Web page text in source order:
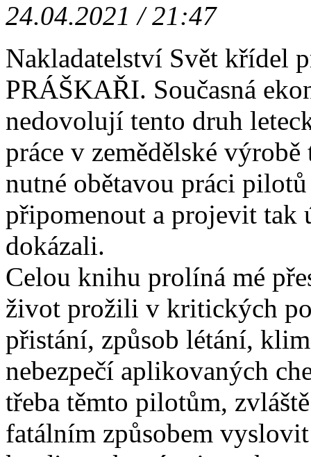
24.04.2021 / 21:47
Nakladatelství Svět křídel
PRÁŠKAŘI. Současná
nedovolují tento druh
práce v zemědělské
nutné obětavou práci
připomenout a projevit tak
dokázali.
Celou knihu prolíná mé
život prožili v kritických
přistání, způsob létání,
nebezpečí aplikovaných
třeba těmto pilotům,
fatálním způsobem